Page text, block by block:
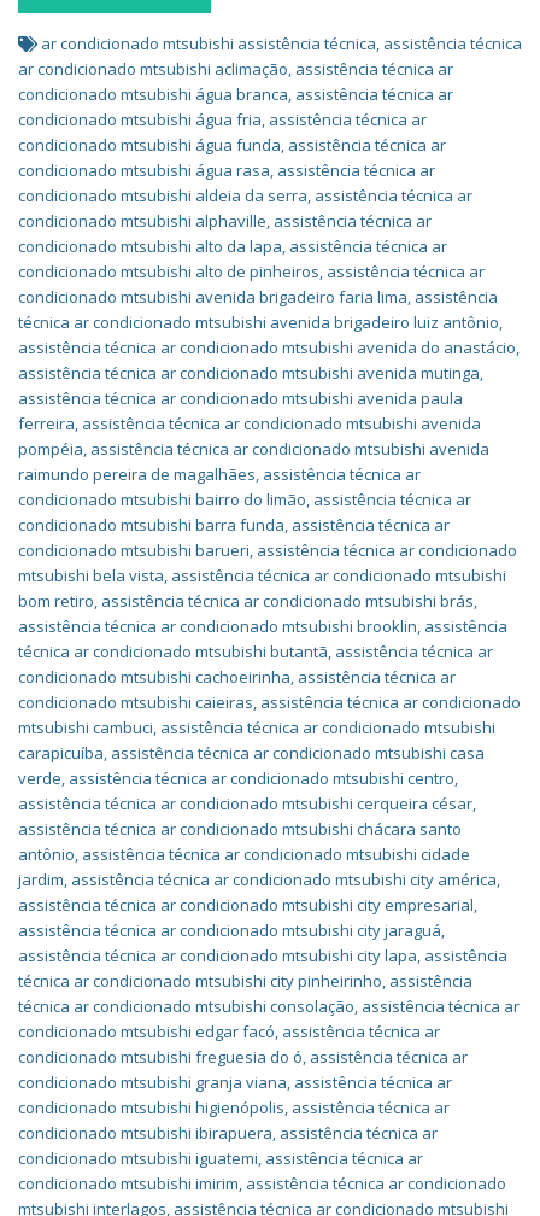
ar condicionado mtsubishi assistência técnica, assistência técnica
ar condicionado mtsubishi aclimação, assistência técnica ar
condicionado mtsubishi água branca, assistência técnica ar
condicionado mtsubishi água fria, assistência técnica ar
condicionado mtsubishi água funda, assistência técnica ar
condicionado mtsubishi água rasa, assistência técnica ar
condicionado mtsubishi aldeia da serra, assistência técnica ar
condicionado mtsubishi alphaville, assistência técnica ar
condicionado mtsubishi alto da lapa, assistência técnica ar
condicionado mtsubishi alto de pinheiros, assistência técnica ar
condicionado mtsubishi avenida brigadeiro faria lima, assistência
técnica ar condicionado mtsubishi avenida brigadeiro luiz antônio,
assistência técnica ar condicionado mtsubishi avenida do anastácio,
assistência técnica ar condicionado mtsubishi avenida mutinga,
assistência técnica ar condicionado mtsubishi avenida paula
ferreira, assistência técnica ar condicionado mtsubishi avenida
pompéia, assistência técnica ar condicionado mtsubishi avenida
raimundo pereira de magalhães, assistência técnica ar
condicionado mtsubishi bairro do limão, assistência técnica ar
condicionado mtsubishi barra funda, assistência técnica ar
condicionado mtsubishi barueri, assistência técnica ar condicionado
mtsubishi bela vista, assistência técnica ar condicionado mtsubishi
bom retiro, assistência técnica ar condicionado mtsubishi brás,
assistência técnica ar condicionado mtsubishi brooklin, assistência
técnica ar condicionado mtsubishi butantã, assistência técnica ar
condicionado mtsubishi cachoeirinha, assistência técnica ar
condicionado mtsubishi caieiras, assistência técnica ar condicionado
mtsubishi cambuci, assistência técnica ar condicionado mtsubishi
carapicuíba, assistência técnica ar condicionado mtsubishi casa
verde, assistência técnica ar condicionado mtsubishi centro,
assistência técnica ar condicionado mtsubishi cerqueira césar,
assistência técnica ar condicionado mtsubishi chácara santo
antônio, assistência técnica ar condicionado mtsubishi cidade
jardim, assistência técnica ar condicionado mtsubishi city américa,
assistência técnica ar condicionado mtsubishi city empresarial,
assistência técnica ar condicionado mtsubishi city jaraguá,
assistência técnica ar condicionado mtsubishi city lapa, assistência
técnica ar condicionado mtsubishi city pinheirinho, assistência
técnica ar condicionado mtsubishi consolação, assistência técnica ar
condicionado mtsubishi edgar facó, assistência técnica ar
condicionado mtsubishi freguesia do ó, assistência técnica ar
condicionado mtsubishi granja viana, assistência técnica ar
condicionado mtsubishi higienópolis, assistência técnica ar
condicionado mtsubishi ibirapuera, assistência técnica ar
condicionado mtsubishi iguatemi, assistência técnica ar
condicionado mtsubishi imirim, assistência técnica ar condicionado
mtsubishi interlagos, assistência técnica ar condicionado mtsubishi